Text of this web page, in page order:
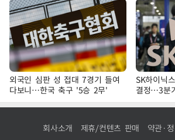
외국인 심판 성 접대 7경기 들여
다보니…한국 축구 '5승 2무'
SK하이닉
결정…3분
표
회사소개 제휴/컨텐츠 판매 약관·